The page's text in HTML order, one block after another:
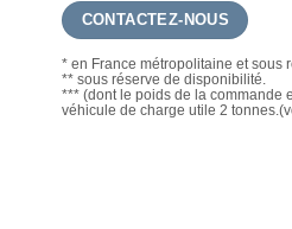
CONTACTEZ-NOUS
* en France métropolitaine et sous
** sous réserve de disponibilité.
*** (dont le poids de la commande
véhicule de charge utile 2